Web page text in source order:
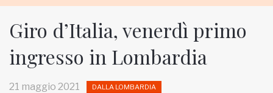
HOME
Giro d’Italia, venerdì primo
ingresso in Lombardia
21 maggio 2021 DALLA LOMBARDIA